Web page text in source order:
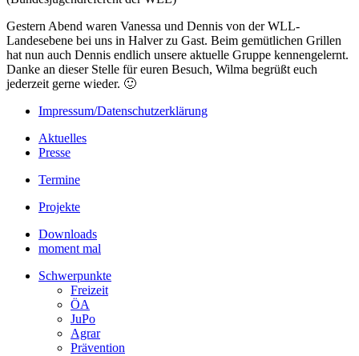
Gestern Abend waren Vanessa und Dennis von der WLL-
Landesebene bei uns in Halver zu Gast. Beim gemütlichen Grillen
hat nun auch Dennis endlich unsere aktuelle Gruppe kennengelernt.
Danke an dieser Stelle für euren Besuch, Wilma begrüßt euch
jederzeit gerne wieder. 🙂
Impressum/Datenschutzerklärung
Aktuelles
Presse
Termine
Projekte
Downloads
moment mal
Schwerpunkte
Freizeit
ÖA
JuPo
Agrar
Prävention